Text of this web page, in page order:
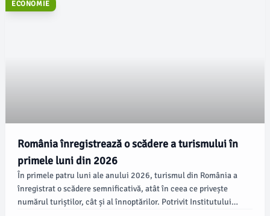
ECONOMIE
România înregistrează o scădere a turismului în
primele luni din 2026
În primele patru luni ale anului 2026, turismul din România a
înregistrat o scădere semnificativă, atât în ceea ce privește
numărul turiștilor, cât și al înnoptărilor. Potrivit Institutului